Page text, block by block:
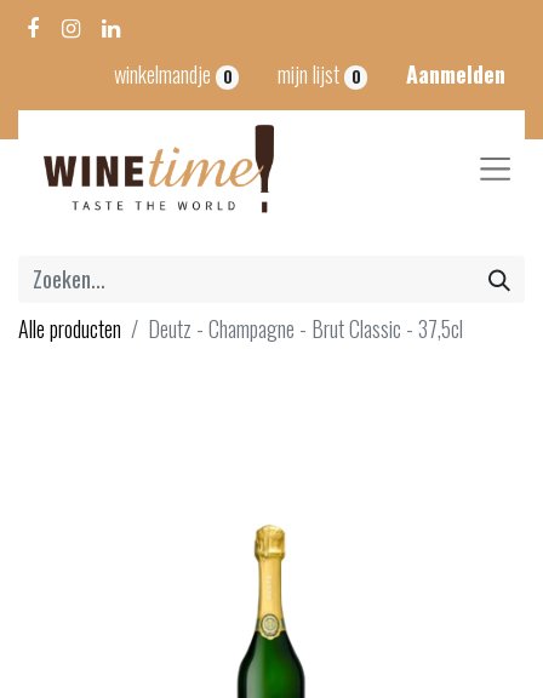
winkelmandje 0 mijn lijst 0 Aanmelden
Alle producten Deutz - Champagne - Brut Classic - 37,5cl